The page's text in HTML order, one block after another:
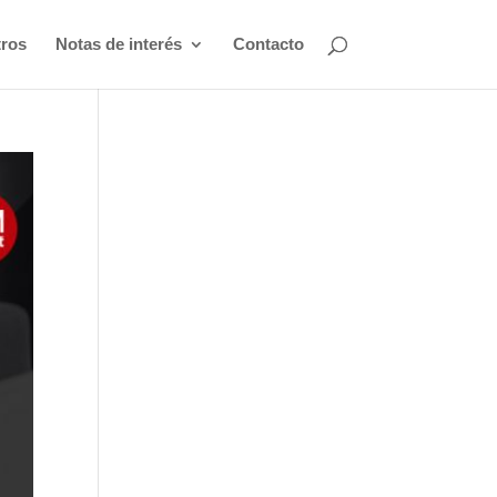
Notas de interés Contacto